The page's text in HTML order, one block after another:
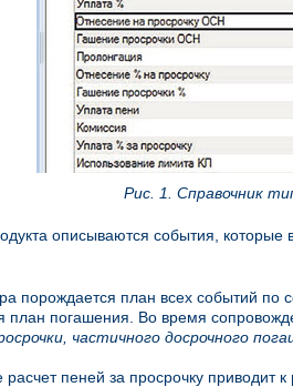
Рис. 1. Справочник
описываются события,
порождается план всех событий по
план погашения. Во время
частичного досрочного
пеней за просрочку приводит